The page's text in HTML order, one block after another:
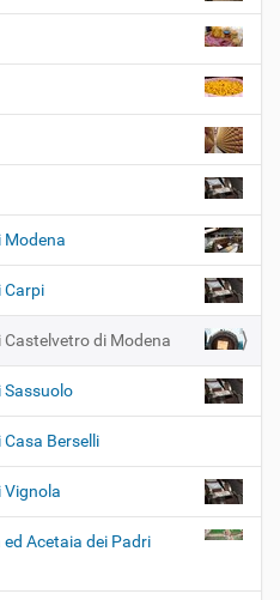
Modena
Carpi
di Modena
Sassuolo
Berselli
Vignola
Acetaia dei Padri